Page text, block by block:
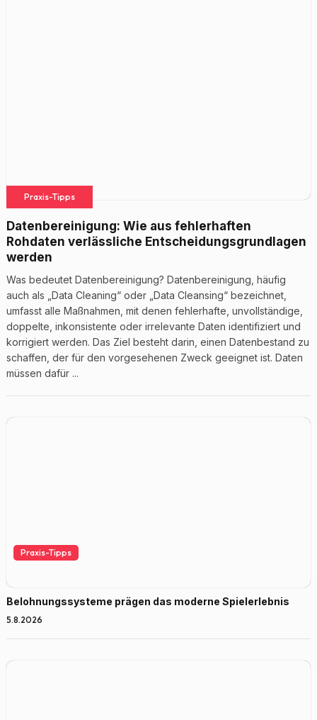
Praxis-Tipps
Datenbereinigung: Wie aus fehlerhaften
Rohdaten verlässliche Entscheidungsgrundlagen
werden
Was bedeutet Datenbereinigung? Datenbereinigung, häufig
auch als „Data Cleaning“ oder „Data Cleansing“ bezeichnet,
umfasst alle Maßnahmen, mit denen fehlerhafte, unvollständige,
doppelte, inkonsistente oder irrelevante Daten identifiziert und
korrigiert werden. Das Ziel besteht darin, einen Datenbestand zu
schaffen, der für den vorgesehenen Zweck geeignet ist. Daten
müssen dafür ...
Praxis-Tipps
Belohnungssysteme prägen das moderne Spielerlebnis
5.8.2026